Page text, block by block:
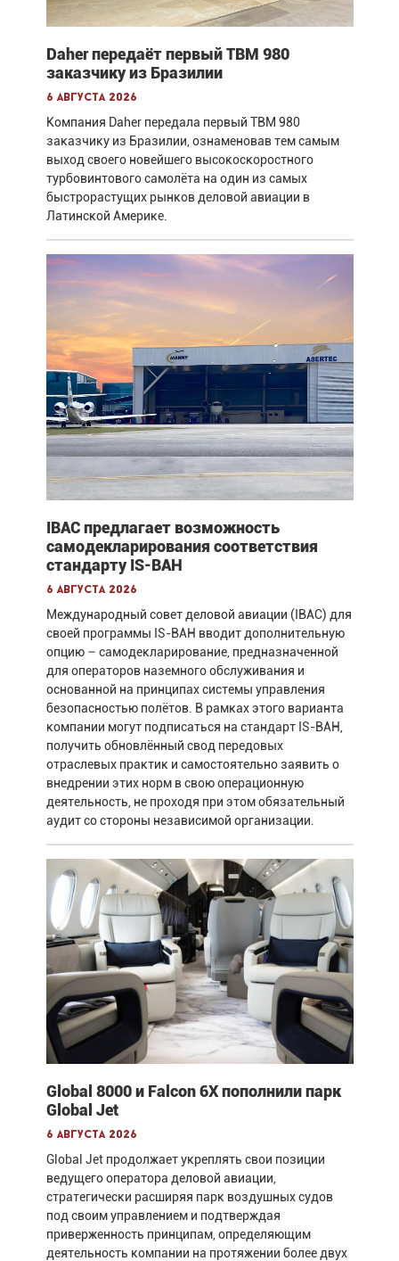
Daher передаёт первый TBM 980
заказчику из Бразилии
6 августа 2026
Компания Daher передала первый TBM 980
заказчику из Бразилии, ознаменовав тем самым
выход своего новейшего высокоскоростного
турбовинтового самолёта на один из самых
быстрорастущих рынков деловой авиации в
Латинской Америке.
IBAC предлагает возможность
самодекларирования соответствия
стандарту IS-BAH
6 августа 2026
Международный совет деловой авиации (IBAC) для
своей программы IS-BAH вводит дополнительную
опцию – самодекларирование, предназначенной
для операторов наземного обслуживания и
основанной на принципах системы управления
безопасностью полётов. В рамках этого варианта
компании могут подписаться на стандарт IS-BAH,
получить обновлённый свод передовых
отраслевых практик и самостоятельно заявить о
внедрении этих норм в свою операционную
деятельность, не проходя при этом обязательный
аудит со стороны независимой организации.
Global 8000 и Falcon 6X пополнили парк
Global Jet
6 августа 2026
Global Jet продолжает укреплять свои позиции
ведущего оператора деловой авиации,
стратегически расширяя парк воздушных судов
под своим управлением и подтверждая
приверженность принципам, определяющим
деятельность компании на протяжении более двух